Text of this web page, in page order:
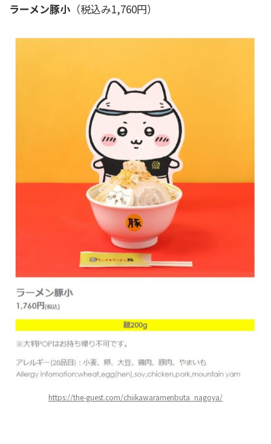
ラーメン豚小 （税込み1,760円）
https://the-guest.com/chiikawaramenbuta_nagoya/